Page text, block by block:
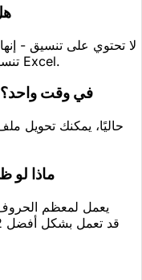
تنسيقًا احترافيًا لجعل بياناتك قابلة للعرض في Excel.
هل يمكنني تحويل عدة ملفات CSV في وقت واحد؟
حاليًا، يمكنك تحويل
ماذا